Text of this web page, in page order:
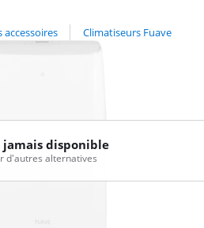
Climatiseurs Fuave
jamais disponible
d'autres alternatives